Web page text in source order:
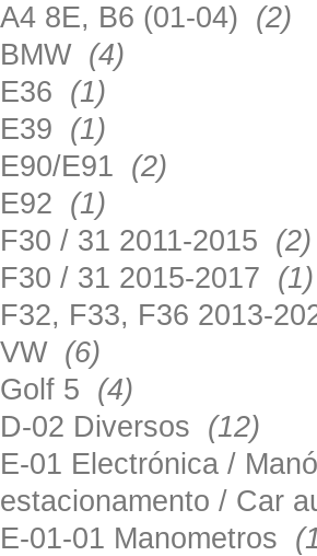
A4 8E, B6 (01-04) (2)
BMW (4)
E36 (1)
E39 (1)
E90/E91 (2)
E92 (1)
F30 / 31 2011-2015 (2)
F30 / 31 2015-2017 (1)
F32, F33, F36 2013-
VW (6)
Golf 5 (4)
D-02 Diversos (12)
E-01 Electrónica /
estacionamento / Car
E-01-01 Manometros